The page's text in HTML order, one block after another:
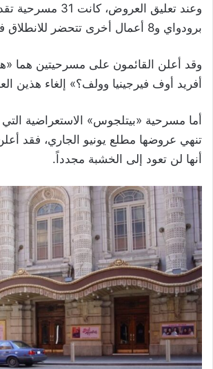
وعند تعليق العروض،
برودواي و8 أعمال أخرى تتحضر للانطلاق في الربيع
وقد أعلن القائمون على مسرحيتين هما
أفريد أوف فيرجينيا وولف؟» إلغاء هذين
أما مسرحية «بيتلجوس» الاستعراضية
تنهي عروضها مطلع يونيو الجاري، فقد
أنها لن تعود إلى الخشبة مجدداً.